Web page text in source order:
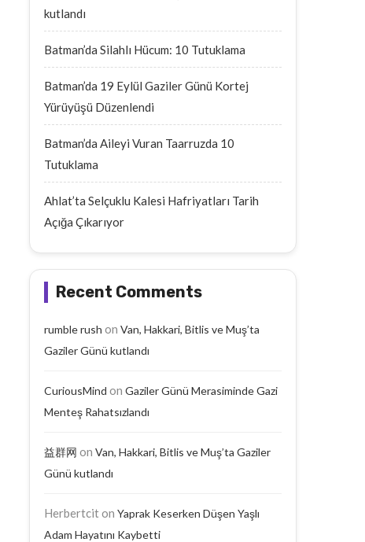
September 19, 2025 September 19, 2025
kutlandı
Batman’da Silahlı Hücum: 10 Tutuklama
Batman’da 19 Eylül Gaziler Günü Kortej
Yürüyüşü Düzenlendi
Batman’da Aileyi Vuran Taarruzda 10
Tutuklama
Ahlat’ta Selçuklu Kalesi Hafriyatları Tarih
Açığa Çıkarıyor
Recent Comments
rumble rush on Van, Hakkari, Bitlis ve Muş’ta
Gaziler Günü kutlandı
CuriousMind on Gaziler Günü Merasiminde Gazi
Menteş Rahatsızlandı
益群网 on Van, Hakkari, Bitlis ve Muş’ta Gaziler
Günü kutlandı
Herbertciton Yaprak Keserken Düşen Yaşlı
Adam Hayatını Kaybetti